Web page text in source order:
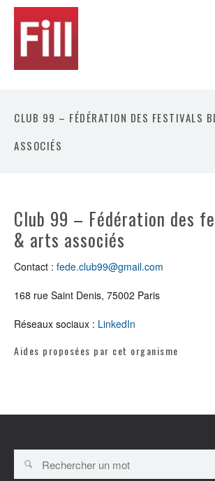
CLUB 99 – FÉDÉRATION DES FESTIVALS
ASSOCIÉS
Club 99 – Fédération des
& arts associés
Contact : fede.club99@gmail.com
168 rue Saint Denis, 75002 Paris
Réseaux sociaux : LinkedIn
Aides proposées par cet organisme